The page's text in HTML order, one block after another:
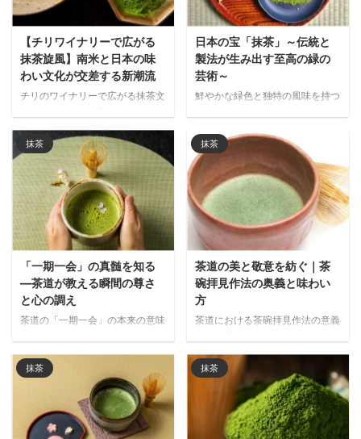
【チリワイナリーで広がる
抹茶旋風】南米と日本の味
わい文化が交差する新潮流
チリのワイナリーで広がる抹茶文
統茶道が融合する意外な出会いを
紹介。鹿児島県産抹茶が世界の舌
を魅了し、健康志向の観光客から
絶賛される新しい文化交流の形と
は？
日本の宝「抹茶」～伝統と
製法が生み出す至高の緑の
芸術～
鮮やかな緑色と独特の風味を持つ
茶が持つ奥深い世界を徹底解説し
た必読ガイド。
抹茶
「一期一会」の真髄を知る
―茶道が教える瞬間の尊さ
と心の調え
茶道の「一期一会」の本来の意味
作に込められた精神から、現代生
活に活かせる心の調え方まで、日
本の伝統文化に息づく深い知恵を
分かりやすく紹介します。
抹茶
茶道の美と敬意を紡ぐ｜茶
碗拝見作法の奥義と味わい
方
茶道における茶碗拝見作法の意義
はなく日本文化の美意識と敬意を
表現する所作として、茶碗の持ち
方から鑑賞のポイントまで、伝統
的な茶の湯の魅力を味わうための
知識を紹介します。
抹茶 抹茶